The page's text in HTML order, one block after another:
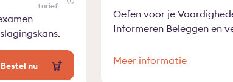
tarief
Bestel nu
Oefen voor je
Informeren Beleggen en
Meer informatie